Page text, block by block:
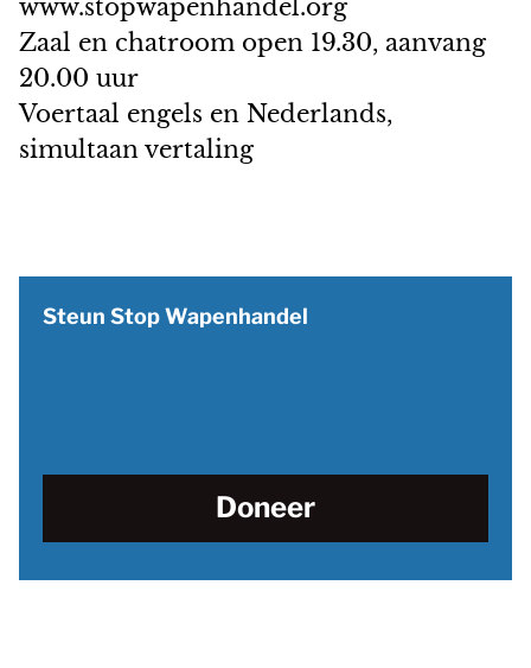
www.stopwapenhandel.org
Zaal en chatroom open 19.30, aanvang
20.00 uur
Voertaal engels en Nederlands,
simultaan vertaling
Steun Stop Wapenhandel
Doneer